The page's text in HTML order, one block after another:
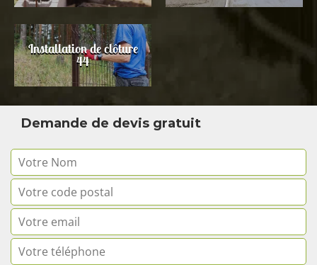
Installation de clôture
44
Demande de devis gratuit